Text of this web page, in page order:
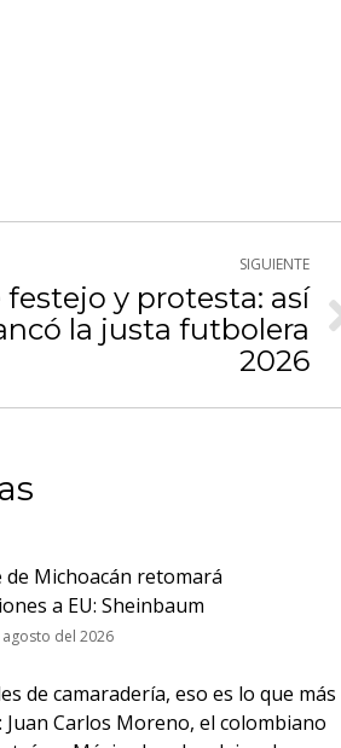
SIGUIENTE
festejo y protesta: así
la justa futbolera
2026
de Michoacán retomará
a EU: Sheinbaum
agosto del 2026
de camaradería, eso es lo que más
Juan Carlos Moreno, el colombiano